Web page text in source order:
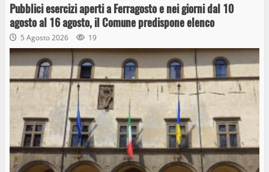
Pubblici esercizi aperti a Ferragosto e nei giorni dal 10
agosto al 16 agosto, il Comune predispone elenco
5 Agosto 2026 19